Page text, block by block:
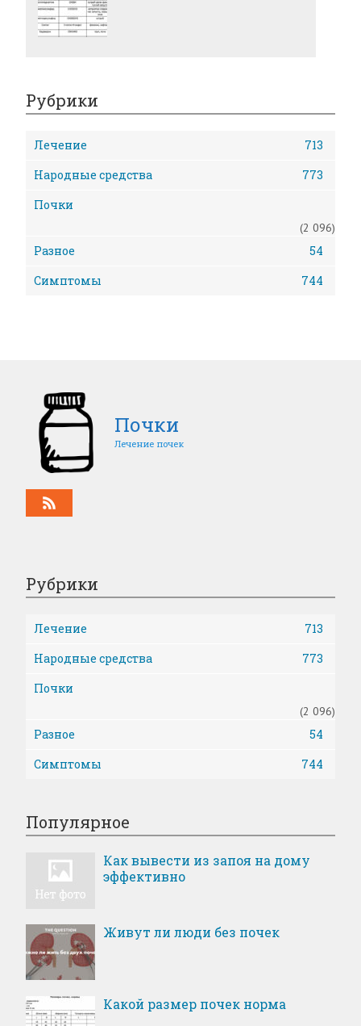
Рубрики
Лечение
713
Народные средства
773
Почки
(2 096)
Разное
54
Симптомы
744
Почки
Лечение почек
Рубрики
Лечение
713
Народные средства
773
Почки
(2 096)
Разное
54
Симптомы
744
Популярное
Как вывести из запоя на дому
эффективно
Живут ли люди без почек
Какой размер почек норма